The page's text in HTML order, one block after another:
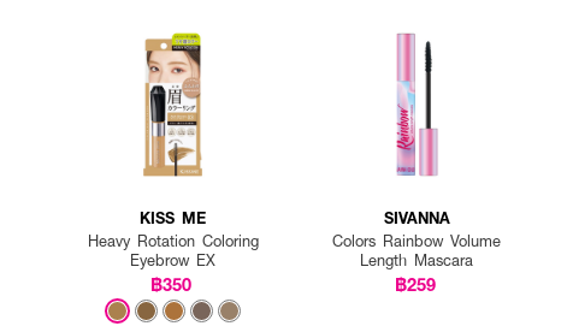
KISS ME
Heavy Rotation Coloring
Eyebrow EX
฿350
SIVANNA
Colors Rainbow Volume
Length Mascara
฿259